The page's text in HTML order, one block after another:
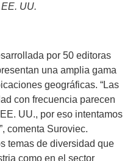
UU.
por 50 editoras
una amplia gama
geográficas. “Las
con frecuencia parecen
UU., por eso intentamos
comenta Suroviec.
temas de diversidad que
como en el sector